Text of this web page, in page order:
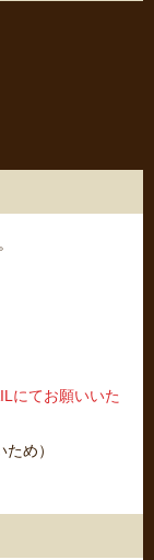
にてお願いいた
め）